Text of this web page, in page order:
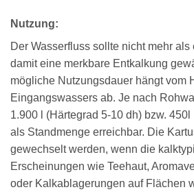
Nutzung:
Der Wasserfluss sollte nicht mehr als
damit eine merkbare Entkalkung
mögliche Nutzungsdauer hängt vom
Eingangswassers ab. Je nach
1.900 l (Härtegrad 5-10 dh) bzw.
als Standmenge erreichbar. Die
gewechselt werden, wenn die
Erscheinungen wie Teehaut,
oder Kalkablagerungen auf Flächen